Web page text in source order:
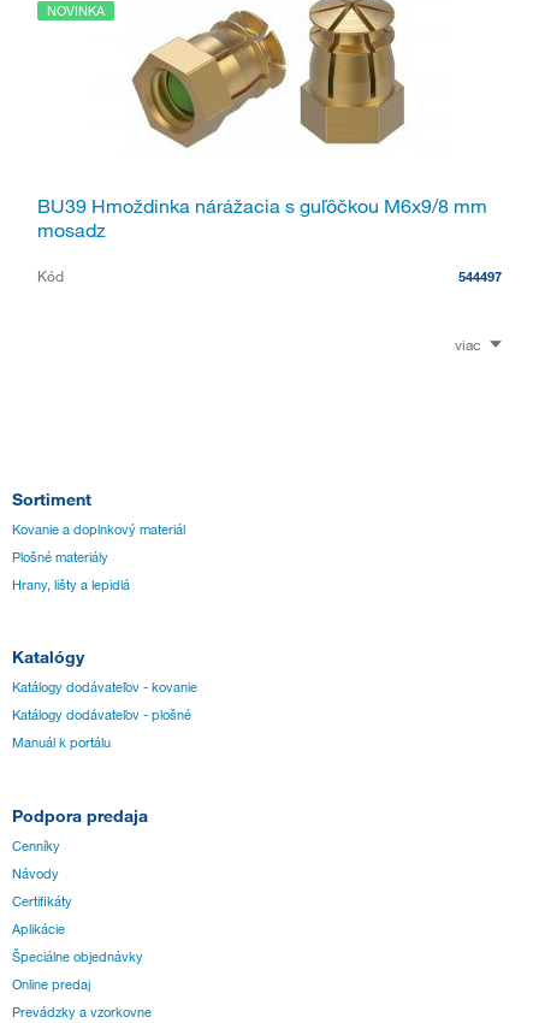
NOVINKA
BU39 Hmoždinka nárážacia s guľôčkou M6x9/8 mm
mosadz
Kód 544497
viac
Sortiment
Kovanie a doplnkový materiál
Plošné materiály
Hrany, lišty a lepidlá
Katalógy
Katálogy dodávateľov - kovanie
Katálogy dodávateľov - plošné
Manuál k portálu
Podpora predaja
Cenníky
Návody
Certifikáty
Aplikácie
Špeciálne objednávky
Online predaj
Prevádzky a vzorkovne